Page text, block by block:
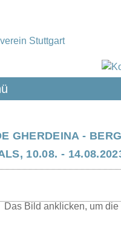
GHERDEINA -
10.08. -